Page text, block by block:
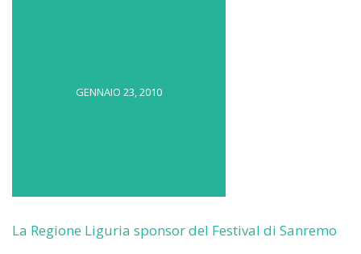
GENNAIO 23, 2010
La Regione Liguria sponsor del Festival di Sanremo